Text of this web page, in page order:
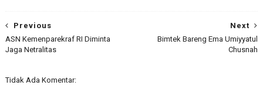
Next
Bimtek Bareng Ema Umiyyatul
Chusnah
Previous
ASN Kemenparekraf RI Diminta
Jaga Netralitas
Tidak Ada Komentar: